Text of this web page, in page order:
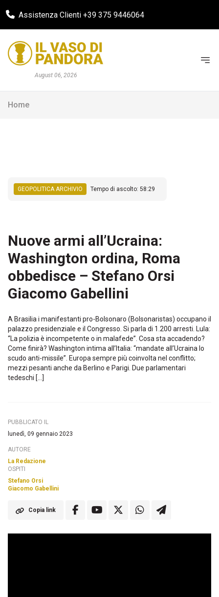
Assistenza Clienti +39 375 9446064
August 06, 2026
Home
GEOPOLITICA ARCHIVIO Tempo di ascolto: 58:29
Nuove armi all’Ucraina:
Washington ordina, Roma
obbedisce – Stefano Orsi
Giacomo Gabellini
A BrasiIia i manifestanti pro-Bolsonaro (Bolsonaristas) occupano il
palazzo presidenziale e il Congresso. Si parla di 1.200 arresti. Lula:
“La polizia è incompetente o in malafede”. Cosa sta accadendo?
Come finirà? Washington intima all’Italia: “mandate all’Ucraina lo
scudo anti-missile”. Europa sempre più coinvolta nel conflitto;
mezzi pesanti anche da Berlino e Parigi. Due parlamentari
tedeschi […]
PUBBLICATO IL
lunedì, 09 gennaio 2023
AUTORE
La Redazione
OSPITI
Stefano Orsi
Giacomo Gabellini
Copia link